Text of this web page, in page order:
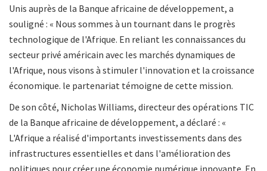
Unis auprès de la Banque africaine de développement, a
souligné : « Nous sommes à un tournant dans le progrès
technologique de l'Afrique. En reliant les connaissances du
secteur privé américain avec les marchés dynamiques de
l'Afrique, nous visons à stimuler l'innovation et la croissance
économique. le partenariat témoigne de cette mission.
De son côté, Nicholas Williams, directeur des opérations TIC
de la Banque africaine de développement, a déclaré : «
L'Afrique a réalisé d'importants investissements dans des
infrastructures essentielles et dans l'amélioration des